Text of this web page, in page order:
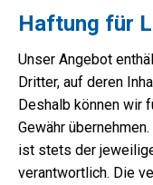
Haftung für
Unser Angebot
Dritter, auf deren
Deshalb können wir
Gewähr
ist stets der
verantwortlich. Die